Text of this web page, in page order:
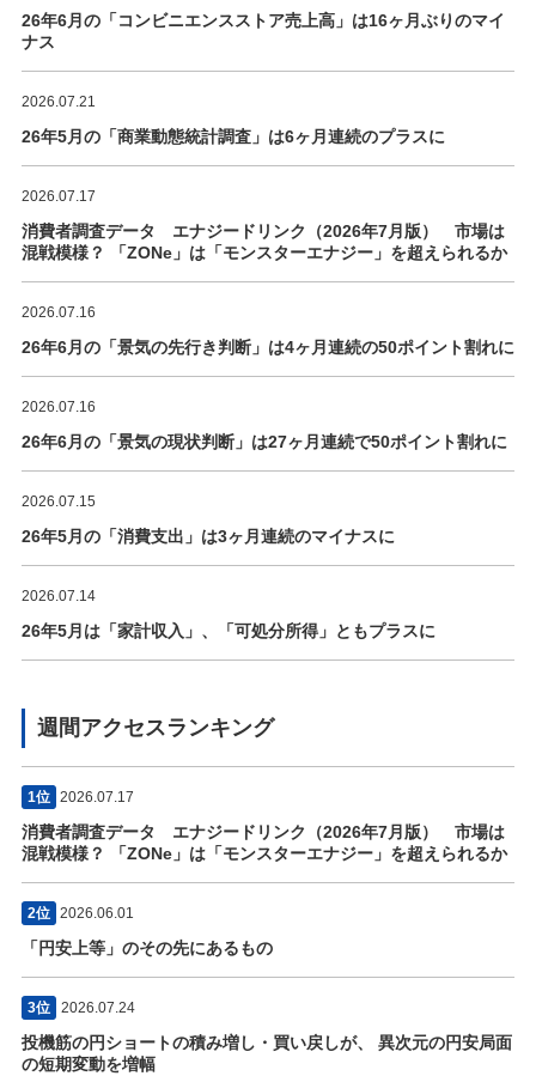
26年6月の「コンビニエンスストア売上高」は16ヶ月ぶりのマイ
ナス
2026.07.21
26年5月の「商業動態統計調査」は6ヶ月連続のプラスに
2026.07.17
消費者調査データ エナジードリンク（2026年7月版） 市場は
混戦模様？ 「ZONe」は「モンスターエナジー」を超えられるか
2026.07.16
26年6月の「景気の先行き判断」は4ヶ月連続の50ポイント割れに
2026.07.16
26年6月の「景気の現状判断」は27ヶ月連続で50ポイント割れに
2026.07.15
26年5月の「消費支出」は3ヶ月連続のマイナスに
2026.07.14
26年5月は「家計収入」、「可処分所得」ともプラスに
週間アクセスランキング
1位 2026.07.17
消費者調査データ エナジードリンク（2026年7月版） 市場は
混戦模様？ 「ZONe」は「モンスターエナジー」を超えられるか
2位 2026.06.01
「円安上等」のその先にあるもの
3位 2026.07.24
投機筋の円ショートの積み増し・買い戻しが、 異次元の円安局面
の短期変動を増幅